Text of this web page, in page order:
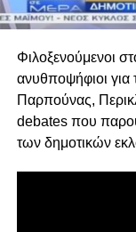
Φιλοξενούμενοι
ανυθποψήφιοι για
Παρπούνας,
debates που
των δημοτικών